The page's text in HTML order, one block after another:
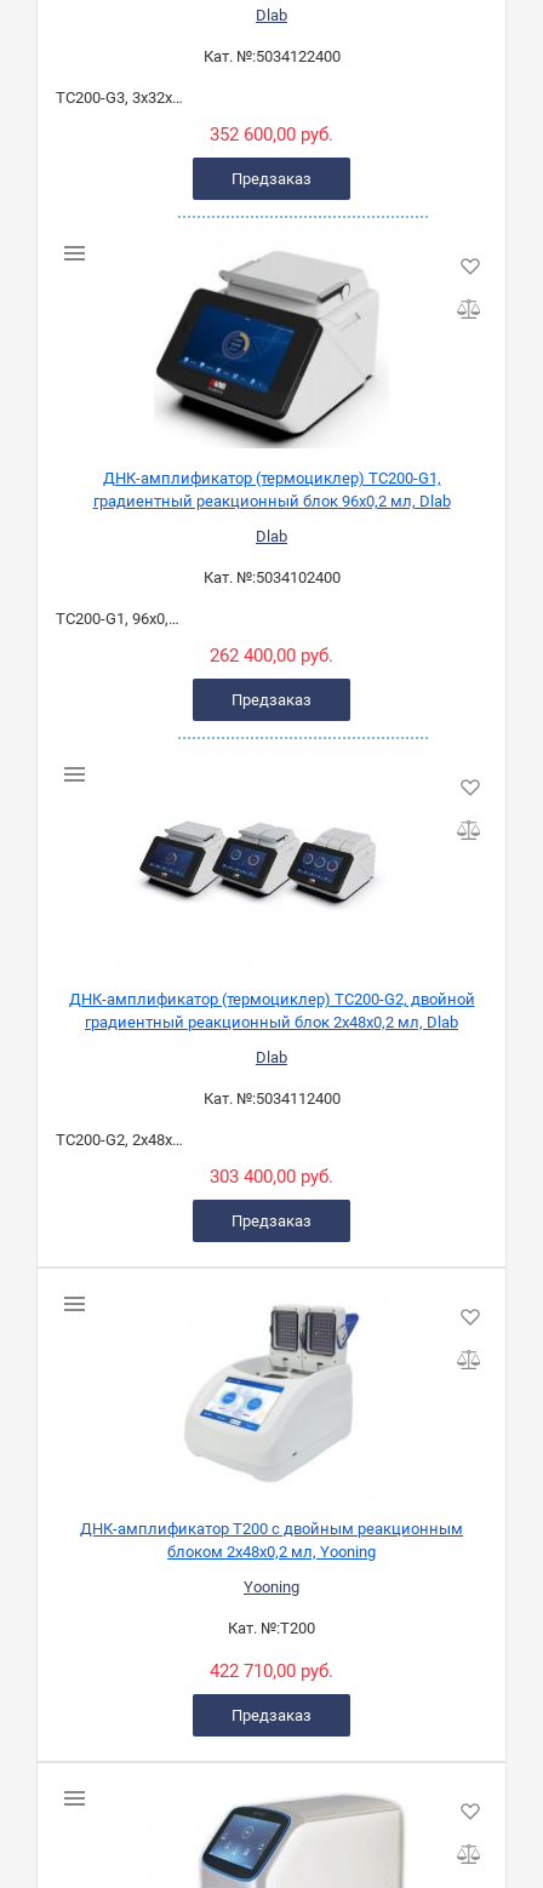
Dlab
Кат. №:5034122400
TC200-G3, 3х32х0,2 мл
352 600,00 руб.
Предзаказ
ДНК-амплификатор (термоциклер) TC200-G1,
градиентный реакционный блок 96х0,2 мл, Dlab
Dlab
Кат. №:5034102400
TC200-G1, 96х0,2 мл
262 400,00 руб.
Предзаказ
ДНК-амплификатор (термоциклер) TC200-G2, двойной
градиентный реакционный блок 2х48х0,2 мл, Dlab
Dlab
Кат. №:5034112400
TC200-G2, 2х48х0,2 мл
303 400,00 руб.
Предзаказ
ДНК-амплификатор T200 с двойным реакционным
блоком 2х48х0,2 мл, Yooning
Yooning
Кат. №:T200
422 710,00 руб.
Предзаказ